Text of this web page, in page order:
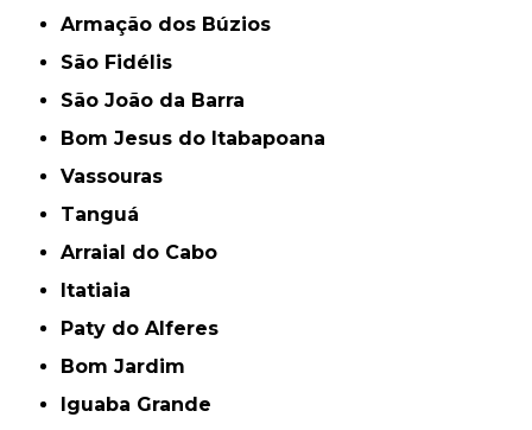
Armação dos Búzios
São Fidélis
São João da Barra
Bom Jesus do Itabapoana
Vassouras
Tanguá
Arraial do Cabo
Itatiaia
Paty do Alferes
Bom Jardim
Iguaba Grande